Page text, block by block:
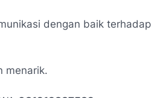
dengan baik terhadap
menarik.